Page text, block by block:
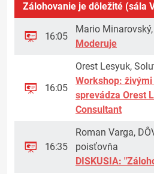
Zálohovanie je dôležité (sála
16:05
Mario
Moderuje
16:05
Orest Lesyuk,
Workshop:
sprevádza Orest
Consultant
16:35
Roman Varga,
poisťovňa
DISKUSIA: